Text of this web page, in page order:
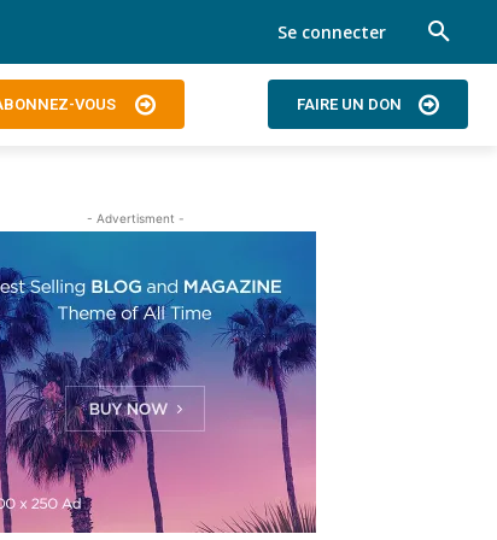
Se connecter
VOUS FAIRE UN DON
- Advertisment -